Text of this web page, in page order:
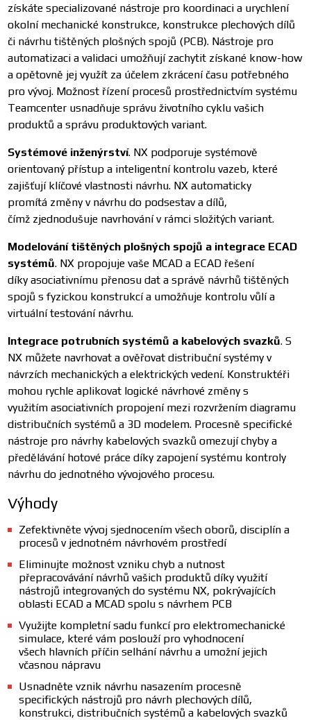
získáte specializované nástroje pro koordinaci a urychlení
okolní mechanické konstrukce, konstrukce plechových dílů
či návrhu tištěných plošných spojů (PCB). Nástroje pro
automatizaci a validaci umožňují zachytit získané know-how
a opětovně jej využít za účelem zkrácení času potřebného
pro vývoj. Možnost řízení procesů prostřednictvím systému
Teamcenter usnadňuje správu životního cyklu vašich
produktů a správu produktových variant.
Systémové inženýrství. NX podporuje systémově
orientovaný přístup a inteligentní kontrolu vazeb, které
zajišťují klíčové vlastnosti návrhu. NX automaticky
promítá změny v návrhu do podsestav a dílů,
čímž zjednodušuje navrhování v rámci složitých variant.
Modelování tištěných plošných spojů a integrace ECAD
systémů. NX propojuje vaše MCAD a ECAD řešení
díky asociativnímu přenosu dat a správě návrhů tištěných
spojů s fyzickou konstrukcí a umožňuje kontrolu vůlí a
virtuální testování návrhu.
Integrace potrubních systémů a kabelových svazků. S
NX můžete navrhovat a ověřovat distribuční systémy v
návrzích mechanických a elektrických vedení. Konstruktéři
mohou rychle aplikovat logické návrhové změny s
využitím asociativních propojení mezi rozvržením diagramu
distribučních systémů a 3D modelem. Procesně specifické
nástroje pro návrhy kabelových svazků omezují chyby a
předělávání hotové práce díky zapojení systému kontroly
návrhu do jednotného vývojového procesu.
Výhody
Zefektivněte vývoj sjednocením všech oborů, disciplín a
procesů v jednotném návrhovém prostředí
Eliminujte možnost vzniku chyb a nutnost
přepracovávání návrhů vašich produktů díky využití
nástrojů integrovaných do systému NX, pokrývajících
oblasti ECAD a MCAD spolu s návrhem PCB
Využijte kompletní sadu funkcí pro elektromechanické
simulace, které vám poslouží pro vyhodnocení
všech hlavních příčin selhání návrhu a umožní jejich
včasnou nápravu
Usnadněte vznik návrhu nasazením procesně
specifických nástrojů pro návrh plechových dílů,
konstrukci, distribučních systémů a kabelových svazků